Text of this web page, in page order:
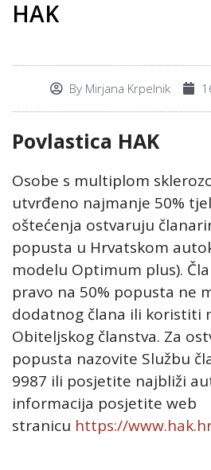
HAK
By Mirjana Krpelnik
Povlastica HAK
Osobe s multiplom
utvrđeno najmanje 50%
oštećenja ostvaruju
popusta u Hrvatskom
modelu Optimum plus).
pravo na 50% popusta ne
dodatnog člana ili koristiti
Obiteljskog članstva. Za
popusta nazovite Službu
9987 ili posjetite najbliži
informacija posjetite web
stranicu https://